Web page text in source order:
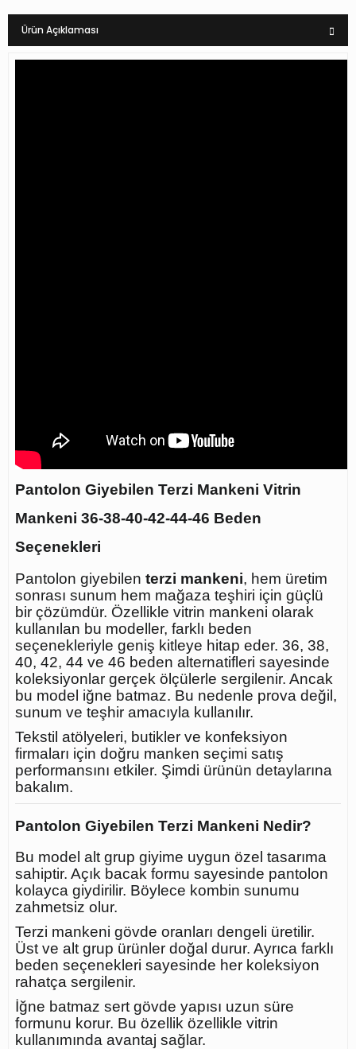
Ürün Açıklaması
Pantolon Giyebilen Terzi Mankeni Vitrin
Mankeni 36-38-40-42-44-46 Beden
Seçenekleri
Pantolon giyebilen terzi mankeni, hem üretim
sonrası sunum hem mağaza teşhiri için güçlü
bir çözümdür. Özellikle vitrin mankeni olarak
kullanılan bu modeller, farklı beden
seçenekleriyle geniş kitleye hitap eder. 36, 38,
40, 42, 44 ve 46 beden alternatifleri sayesinde
koleksiyonlar gerçek ölçülerle sergilenir. Ancak
bu model iğne batmaz. Bu nedenle prova değil,
sunum ve teşhir amacıyla kullanılır.
Tekstil atölyeleri, butikler ve konfeksiyon
firmaları için doğru manken seçimi satış
performansını etkiler. Şimdi ürünün detaylarına
bakalım.
Pantolon Giyebilen Terzi Mankeni Nedir?
Bu model alt grup giyime uygun özel tasarıma
sahiptir. Açık bacak formu sayesinde pantolon
kolayca giydirilir. Böylece kombin sunumu
zahmetsiz olur.
Terzi mankeni gövde oranları dengeli üretilir.
Üst ve alt grup ürünler doğal durur. Ayrıca farklı
beden seçenekleri sayesinde her koleksiyon
rahatça sergilenir.
İğne batmaz sert gövde yapısı uzun süre
formunu korur. Bu özellik özellikle vitrin
kullanımında avantaj sağlar.